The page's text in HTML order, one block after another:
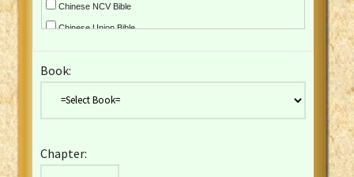
Chinese NCV Bible
Chinese Union Bible
Czech Kralicka Bible
English YLT 1898 Bible
Book:
Chapter: